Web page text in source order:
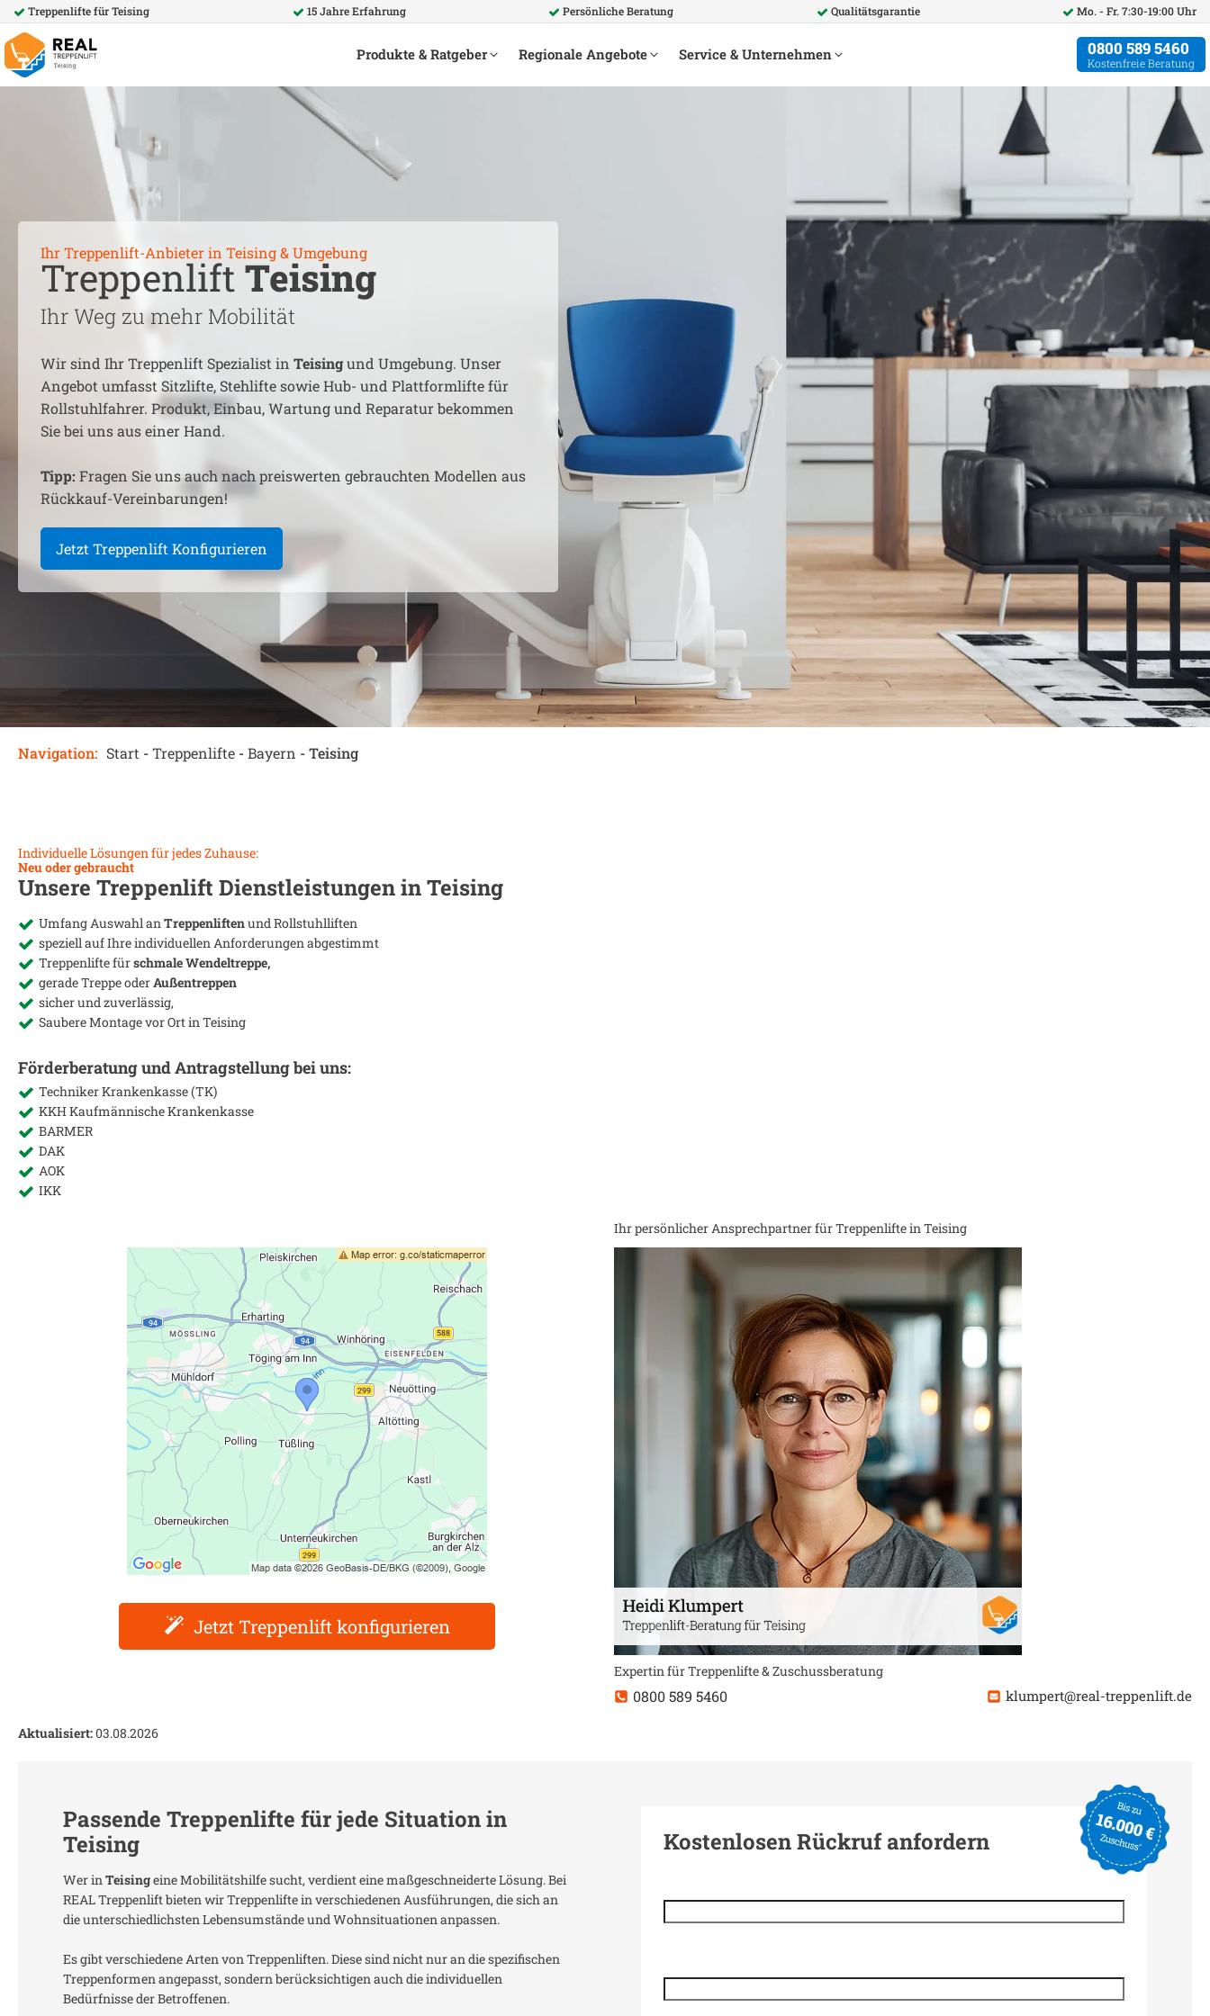
Treppenlifte fürTeising 15 Jahre Erfahrung Persönliche Beratung Qualitätsgarantie Mo. - Fr. 7:30-19:00 Uhr
Produkte & Ratgeber Regionale Angebote Service & Unternehmen 0800 589 5460
Kostenfreie Beratung
Ihr Treppenlift-Anbieter in Teising& Umgebung
Treppenlift Teising
Ihr Weg zu mehr Mobilität
Wir sind Ihr Treppenlift Spezialist in Teisingund Umgebung. Unser
Angebot umfasst Sitzlifte, Stehlifte sowie Hub- und Plattformlifte für
Rollstuhlfahrer. Produkt, Einbau, Wartung und Reparatur bekommen
Sie bei uns aus einer Hand.
Tipp: Fragen Sie uns auch nach preiswerten gebrauchten Modellen aus
Rückkauf-Vereinbarungen!
Jetzt Treppenlift Konfigurieren
Navigation: Start -Treppenlifte -Bayern -Teising
Individuelle Lösungen für jedes Zuhause:
Neu oder gebraucht
Unsere Treppenlift Dienstleistungen inTeising
Umfang Auswahl an Treppenliftenund Rollstuhlliften
speziell auf Ihre individuellen Anforderungen abgestimmt
Treppenlifte fürschmale Wendeltreppe,
gerade Treppe oderAußentreppen
sicher und zuverlässig,
Saubere Montage vor Ort in Teising
Förderberatung und Antragstellung bei uns:
Techniker Krankenkasse (TK)
KKH Kaufmännische Krankenkasse
BARMER
DAK
AOK
IKK
Jetzt Treppenlift konfigurieren
Ihr persönlicher Ansprechpartner für Treppenlifte in Teising
Expertin für Treppenlifte & Zuschussberatung
0800 589 5460 klumpert@real-treppenlift.de
Aktualisiert:03.08.2026
Passende Treppenlifte für jede Situation in
Teising
Wer in Teisingeine Mobilitätshilfe sucht, verdient eine maßgeschneiderte Lösung. Bei
REAL Treppenlift bieten wir Treppenlifte in verschiedenen Ausführungen, die sich an
die unterschiedlichsten Lebensumstände und Wohnsituationen anpassen.
Es gibt verschiedene Arten von Treppenliften. Diese sind nicht nur an die spezifischen
Treppenformen angepasst, sondern berücksichtigen auch die individuellen
Bedürfnisse der Betroffenen.
Kostenlosen Rückruf anfordern